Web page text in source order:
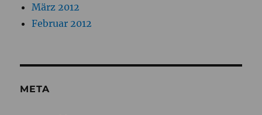
März 2012
Februar 2012
META